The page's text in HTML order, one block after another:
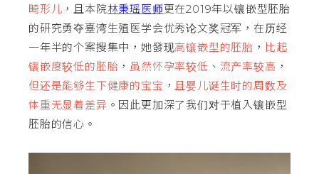
畸形儿 ，且本院林秉瑶医师更在2019年以镶嵌型胚胎
的研究勇夺臺湾生殖医学会优秀论文奖冠军，在历经
一年半的个案搜集中，她發现高镶嵌型的胚胎 ， 比起
镶嵌度较低的胚胎 ，虽然怀孕率较低 、 流产率较高 ，
但还是能够生下健康的宝宝 ，且婴儿诞生时的周数及
体重无显着差异 。因此更加深了我们对于植入镶嵌型
胚胎的信心。